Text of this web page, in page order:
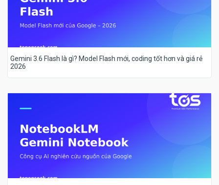
Gemini 3.6 Flash là gì? Model Flash mới, coding tốt hơn và giá rẻ
2026